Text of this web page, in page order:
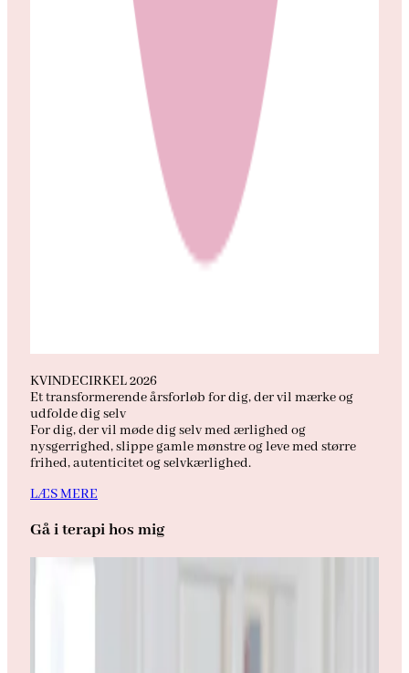
KVINDECIRKEL 2026
Et transformerende årsforløb for dig, der vil mærke og
udfolde dig selv
For dig, der vil møde dig selv med ærlighed og
nysgerrighed, slippe gamle mønstre og leve med større
frihed, autenticitet og selvkærlighed.
LÆS MERE
Gå i terapi hos mig